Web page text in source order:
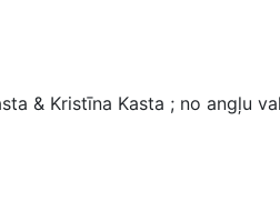
& Kristīna Kasta ; no angļu